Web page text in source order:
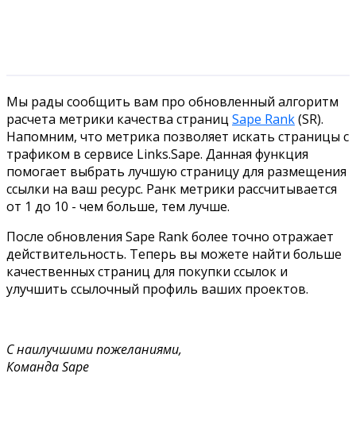
Мы рады сообщить вам про обновленный алгоритм
расчета метрики качества страниц Sape Rank(SR).
Напомним, что метрика позволяет искать страницы с
трафиком в сервисе Links.Sape. Данная функция
помогает выбрать лучшую страницу для размещения
ссылки на ваш ресурс. Ранк метрики рассчитывается
от 1 до 10 - чем больше, тем лучше.
После обновления Sape Rank более точно отражает
действительность. Теперь вы можете найти больше
качественных страниц для покупки ссылок и
улучшить ссылочный профиль ваших проектов.
С наилучшими пожеланиями,
Команда Sape